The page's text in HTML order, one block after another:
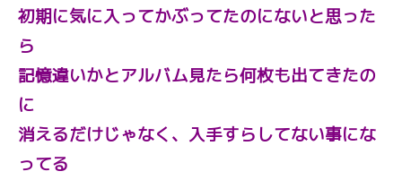
初期に気に入ってかぶってたのにないと思った
ら
記憶違いかとアルバム見たら何枚も出てきたの
に
消えるだけじゃなく、入手すらしてない事にな
ってる